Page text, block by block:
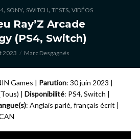
, SONY, SWITCH, TESTS, VIDÉOS
Ray’Z Arcade
(PS4, Switch)
2023 Marc Desgagnés
Games | Parution: 30 juin 2023 |
| Disponibilité: PS4, Switch |
: Anglais parlé, français écrit |